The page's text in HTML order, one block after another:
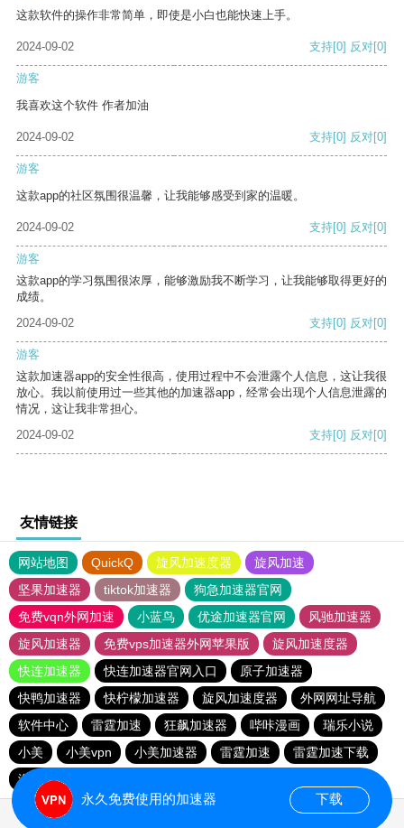
这款软件的操作非常简单，即使是小白也能快速上手。
2024-09-02 支持[0] 反对[0]
游客
我喜欢这个软件 作者加油
2024-09-02 支持[0] 反对[0]
游客
这款app的社区氛围很温馨，让我能够感受到家的温暖。
2024-09-02 支持[0] 反对[0]
游客
这款app的学习氛围很浓厚，能够激励我不断学习，让我能够取得更好的
成绩。
2024-09-02
支持[0] 反对[0]
游客
这款加速器app的安全性很高，使用过程中不会泄露个人信息，这让我很
放心。我以前使用过一些其他的加速器app，经常会出现个人信息泄露的
情况，这让我非常担心。
2024-09-02
支持[0] 反对[0]
友情链接
网站地图 QuickQ 旋风加速度器
旋风加速
坚果加速器
tiktok加速器
狗急加速器官网
免费vqn外网加速
小蓝鸟 优途加速器官网
风驰加速器
旋风加速器
免费vps加速器外网苹果版
旋风加速度器
快连加速器
快连加速器官网入口
原子加速器
快鸭加速器
快柠檬加速器 旋风加速度器
外网网址导航
软件中心
雷霆加速 狂飙加速器 哔咔漫画
瑞乐小说
小美
小美vpn 小美加速器 雷霆加速
雷霆加速下载
海鸥加速度
永久免费使用的加速器 下载